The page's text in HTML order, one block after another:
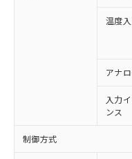
温度
アナ
入力
ンス
制御方式